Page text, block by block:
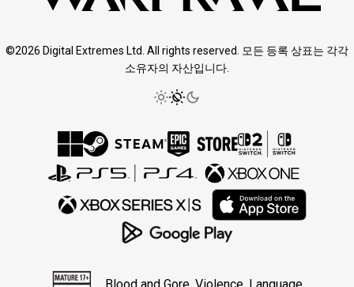
©2026 Digital Extremes Ltd. All rights reserved. 모든 등록 상표는 각각
소유자의 자산입니다.